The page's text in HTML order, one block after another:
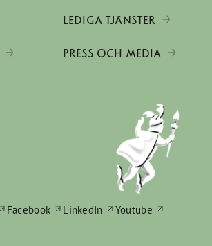
LEDIGA TJÄNSTER
PRESS OCH MEDIA
Facebook LinkedIn Youtube